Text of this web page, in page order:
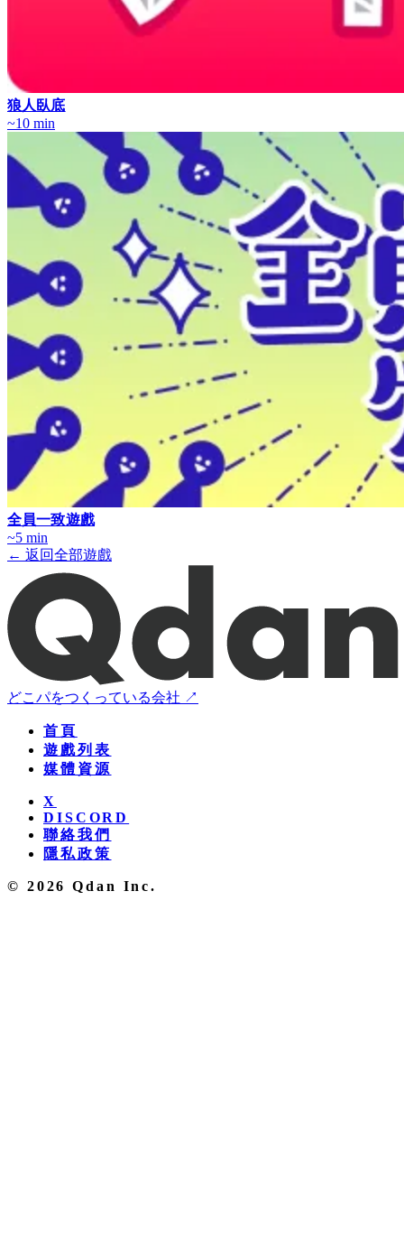
狼人臥底
~10 min
全員一致遊戲
~5 min
← 返回全部遊戲
どこパをつくっている会社 ↗
首頁
遊戲列表
媒體資源
X
DISCORD
聯絡我們
隱私政策
© 2026 Qdan Inc.